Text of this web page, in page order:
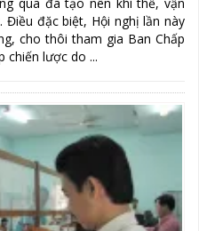
đặc biệt, Hội nghị lần này
cho thôi tham gia Ban Chấp
chiến lược do ...